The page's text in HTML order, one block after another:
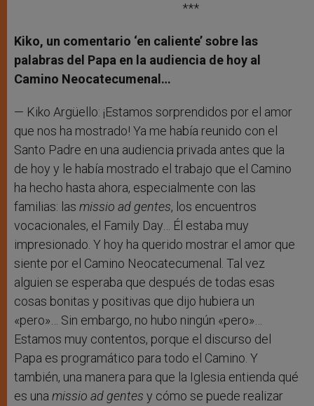
***
Kiko, un comentario ‘en caliente’ sobre las
palabras del Papa en la audiencia de hoy al
Camino Neocatecumenal…
— Kiko Argüello: ¡Estamos sorprendidos por el amor
que nos ha mostrado! Ya me había reunido con el
Santo Padre en una audiencia privada antes que la
de hoy y le había mostrado el trabajo que el Camino
ha hecho hasta ahora, especialmente con las
familias: las missio ad gentes, los encuentros
vocacionales, el Family Day… Él estaba muy
impresionado. Y hoy ha querido mostrar el amor que
siente por el Camino Neocatecumenal. Tal vez
alguien se esperaba que después de todas esas
cosas bonitas y positivas que dijo hubiera un
«pero»… Sin embargo, no hubo ningún «pero»…
Estamos muy contentos, porque el discurso del
Papa es programático para todo el Camino. Y
también, una manera para que la Iglesia entienda qué
es una missio ad gentes y cómo se puede realizar